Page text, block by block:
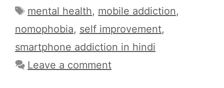
Tags
mental health, mobile addiction,
nomophobia, self improvement,
smartphone addiction in hindi
Leave a comment